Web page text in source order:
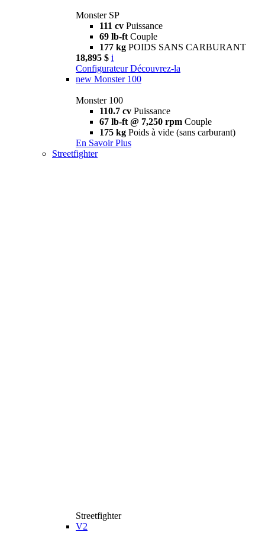
Monster SP
111 cv Puissance
69 lb-ft Couple
177 kg POIDS SANS CARBURANT
18,895 $ i
Configurateur Découvrez-la
new Monster 100
Monster 100
110.7 cv Puissance
67 lb-ft @ 7,250 rpm Couple
175 kg Poids à vide (sans carburant)
En Savoir Plus
Streetfighter
Streetfighter
V2